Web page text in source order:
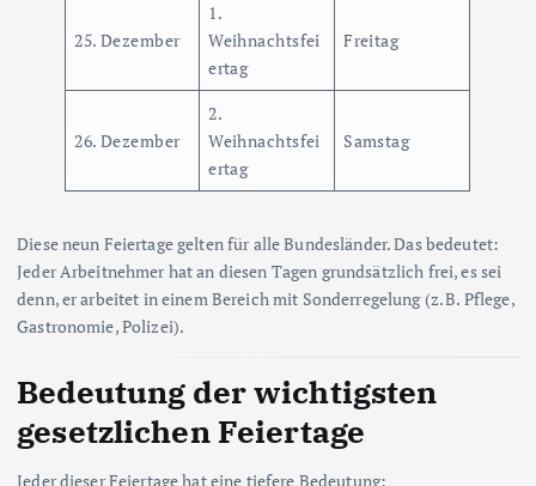
25. Dezember
1.
Weihnachtsfei
ertag
Freitag
26. Dezember
2.
Weihnachtsfei
ertag
Samstag
Diese neun Feiertage gelten für alle Bundesländer. Das bedeutet:
Jeder Arbeitnehmer hat an diesen Tagen grundsätzlich frei, es sei
denn, er arbeitet in einem Bereich mit Sonderregelung (z. B. Pflege,
Gastronomie, Polizei).
Bedeutung der wichtigsten
gesetzlichen Feiertage
Jeder dieser Feiertage hat eine tiefere Bedeutung: